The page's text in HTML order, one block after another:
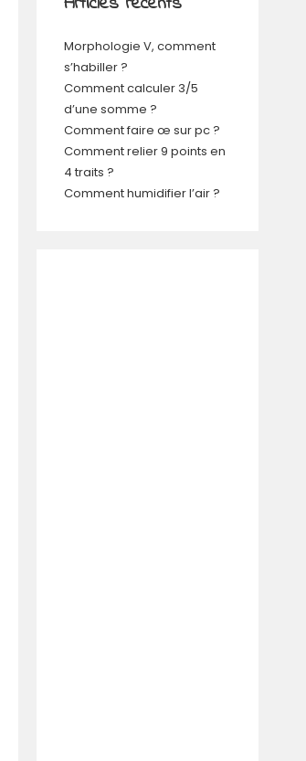
Morphologie V, comment
s’habiller ?
Comment calculer 3/5
d’une somme ?
Comment faire œ sur pc ?
Comment relier 9 points en
4 traits ?
Comment humidifier l’air ?